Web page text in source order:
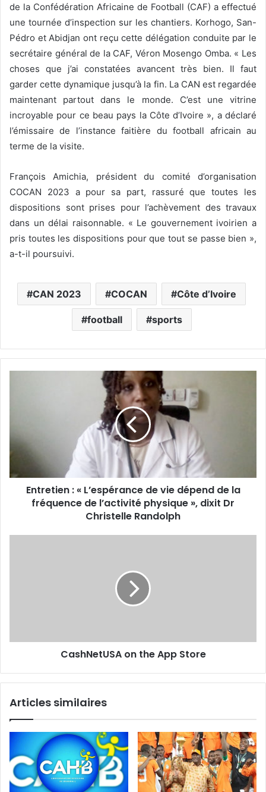
de la Confédération Africaine de Football (CAF) a effectué
une tournée d’inspection sur les chantiers. Korhogo, San-
Pédro et Abidjan ont reçu cette délégation conduite par le
secrétaire général de la CAF, Véron Mosengo Omba. « Les
choses que j’ai constatées avancent très bien. Il faut
garder cette dynamique jusqu’à la fin. La CAN est regardée
maintenant partout dans le monde. C’est une vitrine
incroyable pour ce beau pays la Côte d’Ivoire », a déclaré
l’émissaire de l’instance faitière du football africain au
terme de la visite.
François Amichia, président du comité d’organisation
COCAN 2023 a pour sa part, rassuré que toutes les
dispositions sont prises pour l’achèvement des travaux
dans un délai raisonnable. « Le gouvernement ivoirien a
pris toutes les dispositions pour que tout se passe bien »,
a-t-il poursuivi.
CAN 2023 COCAN Côte d’Ivoire
football sports
Entretien : « L’espérance de vie dépend de la
fréquence de l’activité physique », dixit Dr
Christelle Randolph
‎CashNetUSA on the App Store
Articles similaires